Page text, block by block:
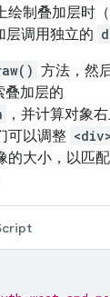
绘制叠加层时
层调用独立的
方法，然
叠加层的
，并计算对象
可以调整
的大小，以匹